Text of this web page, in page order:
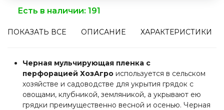
Есть в наличии: 191
ПОКАЗАТЬ ВСЕ ОПИСАНИЕ ХАРАКТЕРИСТИКИ
Черная мульчирующая пленка с
перфорацией ХозАгро используется в сельском
хозяйстве и садоводстве для укрытия грядок с
овощами, клубникой, земляникой, а укрывают ею
грядки преимущественно весной и осенью. Черная